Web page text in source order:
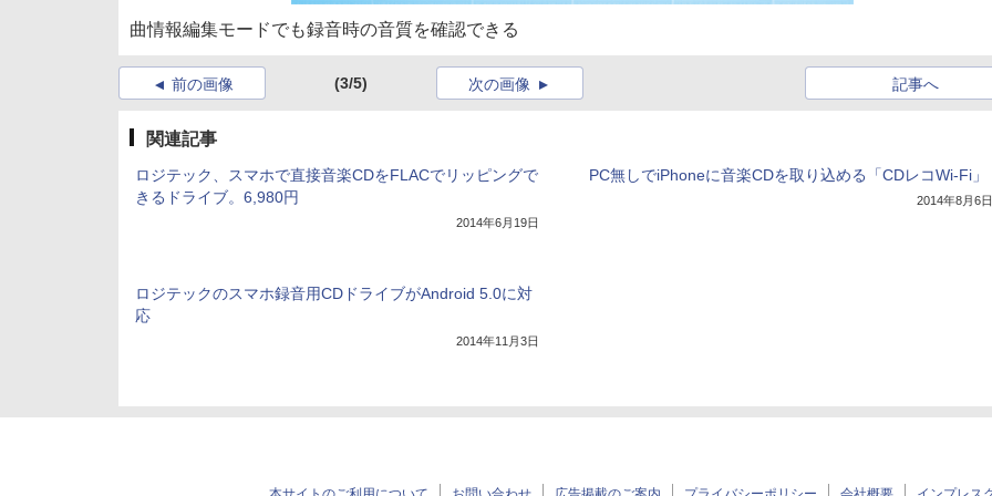
曲情報編集モードでも録音時の音質を確認できる
前の画像 (3/5) 記事へ
次の画像
関連記事
ロジテック、スマホで直接音楽CDをFLACでリッピングで
きるドライブ。6,980円
2014年6月19日
PC無しでiPhoneに音楽CDを取り込める「CDレコWi-Fi」
2014年8月6日
ロジテックのスマホ録音用CDドライブがAndroid 5.0に対
応
2014年11月3日